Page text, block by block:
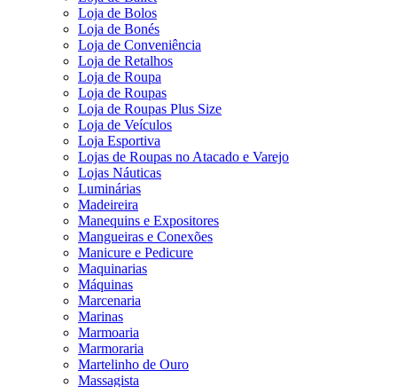
Loja de Bolos
Loja de Bonés
Loja de Conveniência
Loja de Retalhos
Loja de Roupa
Loja de Roupas
Loja de Roupas Plus Size
Loja de Veículos
Loja Esportiva
Lojas de Roupas no Atacado e Varejo
Lojas Náuticas
Luminárias
Madeireira
Manequins e Expositores
Mangueiras e Conexões
Manicure e Pedicure
Maquinarias
Máquinas
Marcenaria
Marinas
Marmoaria
Marmoraria
Martelinho de Ouro
Massagista